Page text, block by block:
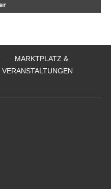
MARKTPLATZ &
VERANSTALTUNGEN